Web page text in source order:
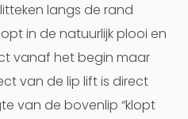
langs de rand
in de natuurlijk plooi en
vanaf het begin maar
van de lip lift is direct
van de bovenlip “klopt